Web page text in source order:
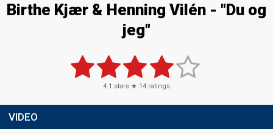
Birthe Kjær & Henning Vilén - "Du og
jeg"
4.1 stars ★ 14 ratings
VIDEO